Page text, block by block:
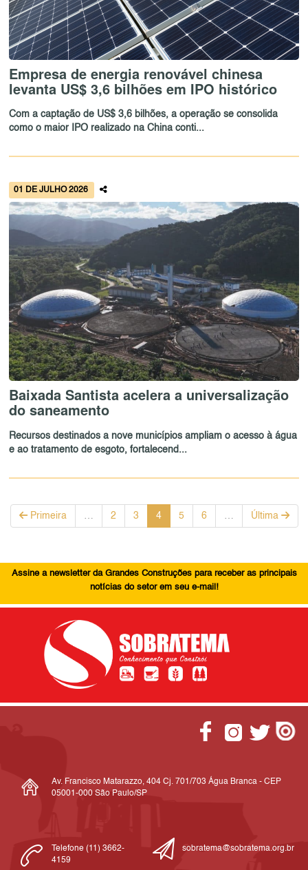
Empresa de energia renovável chinesa
levanta US$ 3,6 bilhões em IPO histórico
Com a captação de US$ 3,6 bilhões, a operação se consolida
como o maior IPO realizado na China conti...
01 DE JULHO 2026
Baixada Santista acelera a universalização
do saneamento
Recursos destinados a nove municípios ampliam o acesso à água
e ao tratamento de esgoto, fortalecend...
Primeira … 2 3 4 5 6 … Última
Assine a newsletter da Grandes Construções para receber as principais
notícias do setor em seu e-mail!
Av. Francisco Matarazzo, 404 Cj. 701/703 Água Branca - CEP
05001-000 São Paulo/SP
Telefone (11) 3662-
4159
sobratema@sobratema.org.br